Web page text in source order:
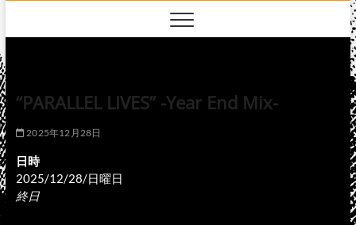
“PARALLEL LIVES” -Year End Mix-
2025年12月28日
日時
2025/12/28/日曜日
終日